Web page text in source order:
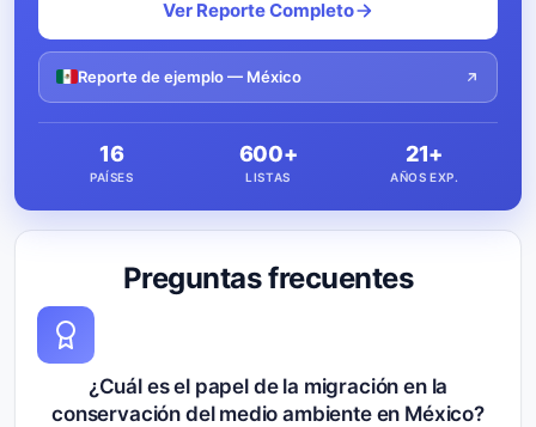
Preguntas frecuentes
¿Cuál es el papel de la migración en la
conservación del medio ambiente en México?
Ver Reporte Completo
Reporte de ejemplo — México
16
PAÍSES
600+
LISTAS
21+
AÑOS EXP.